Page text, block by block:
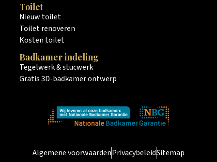
Toilet
Nieuw toilet
Toilet renoveren
Kosten toilet
Badkamer indeling
Tegelwerk & stucwerk
Gratis 3D-badkamer ontwerp
Algemene voorwaardenPrivacybeleidSitemap